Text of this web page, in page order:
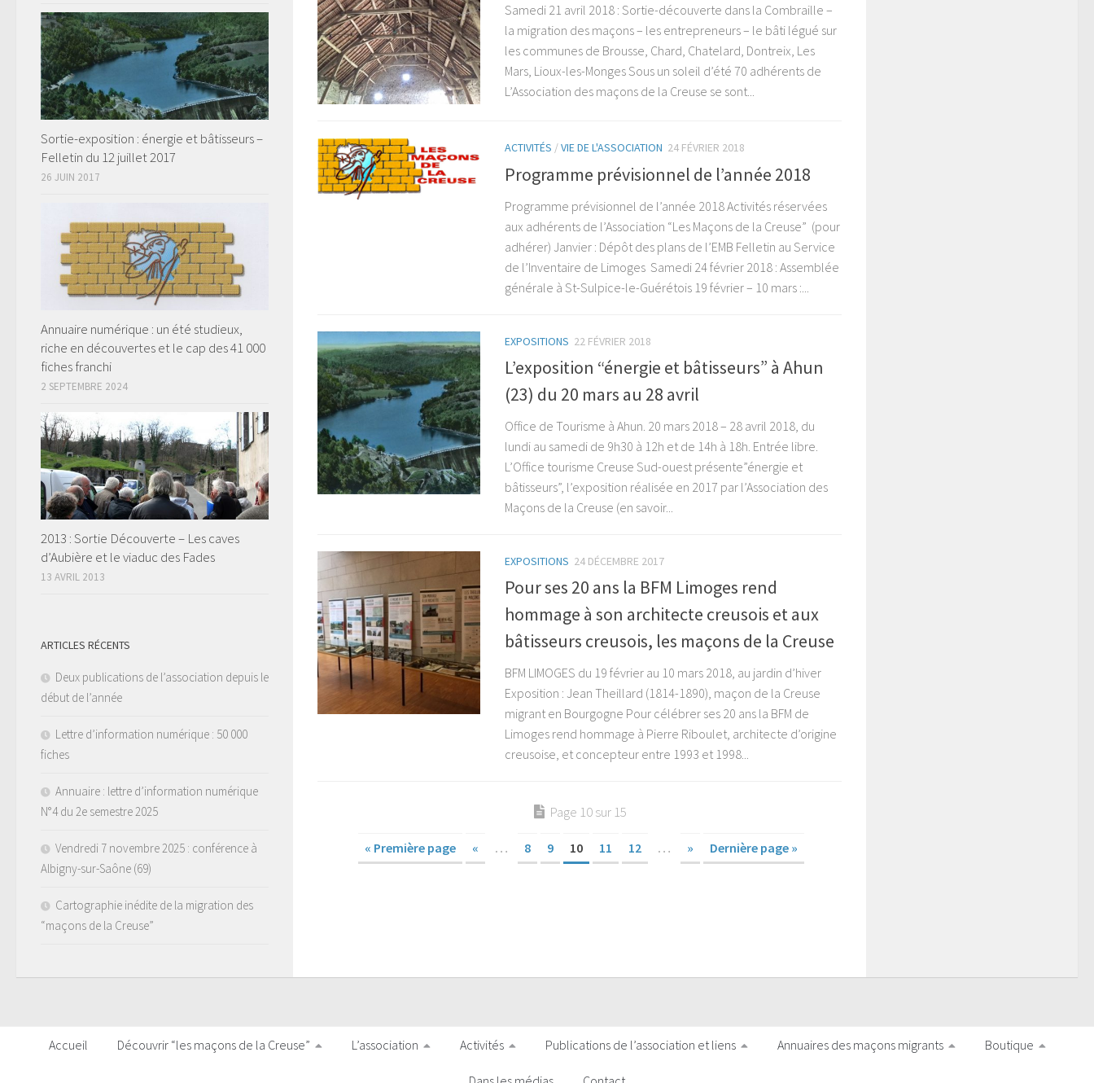
Samedi 21 avril 2018 : Sortie-découverte dans la Combraille –
la migration des maçons – les entrepreneurs – le bâti légué sur
les communes de Brousse, Chard, Chatelard, Dontreix, Les
Mars, Lioux-les-Monges Sous un soleil d’été 70 adhérents de
L’Association des maçons de la Creuse se sont...
ACTIVITÉS /VIE DE L'ASSOCIATION 24 FÉVRIER 2018
Programme prévisionnel de l’année 2018
Programme prévisionnel de l’année 2018 Activités réservées
aux adhérents de l’Association “Les Maçons de la Creuse” (pour
adhérer) Janvier : Dépôt des plans de l’EMB Felletin au Service
de l’Inventaire de Limoges Samedi 24 février 2018 : Assemblée
générale à St-Sulpice-le-Guérétois 19 février – 10 mars :...
EXPOSITIONS 22 FÉVRIER 2018
L’exposition “énergie et bâtisseurs” à Ahun
(23) du 20 mars au 28 avril
Office de Tourisme à Ahun. 20 mars 2018 – 28 avril 2018, du
lundi au samedi de 9h30 à 12h et de 14h à 18h. Entrée libre.
L’Office tourisme Creuse Sud-ouest présente”énergie et
bâtisseurs”, l’exposition réalisée en 2017 par l’Association des
Maçons de la Creuse (en savoir...
EXPOSITIONS 24 DÉCEMBRE 2017
Pour ses 20 ans la BFM Limoges rend
hommage à son architecte creusois et aux
bâtisseurs creusois, les maçons de la Creuse
BFM LIMOGES du 19 février au 10 mars 2018, au jardin d’hiver
Exposition : Jean Theillard (1814-1890), maçon de la Creuse
migrant en Bourgogne Pour célébrer ses 20 ans la BFM de
Limoges rend hommage à Pierre Riboulet, architecte d’origine
creusoise, et concepteur entre 1993 et 1998...
Page 10 sur 15
« Première page « … 8 9 10 11 12 … » Dernière page »
Sortie-exposition : énergie et bâtisseurs –
Felletin du 12 juillet 2017
26 JUIN 2017
Annuaire numérique : un été studieux,
riche en découvertes et le cap des 41 000
fiches franchi
2 SEPTEMBRE 2024
2013 : Sortie Découverte – Les caves
d’Aubière et le viaduc des Fades
13 AVRIL 2013
ARTICLES RÉCENTS
Deux publications de l’association depuis le
début de l’année
Lettre d’information numérique : 50 000
fiches
Annuaire : lettre d’information numérique
N°4 du 2e semestre 2025
Vendredi 7 novembre 2025 : conférence à
Albigny-sur-Saône (69)
Cartographie inédite de la migration des
“maçons de la Creuse”
Accueil Découvrir “les maçons de la Creuse” L’association Activités Publications de l’association et liens Annuaires des maçons migrants Boutique